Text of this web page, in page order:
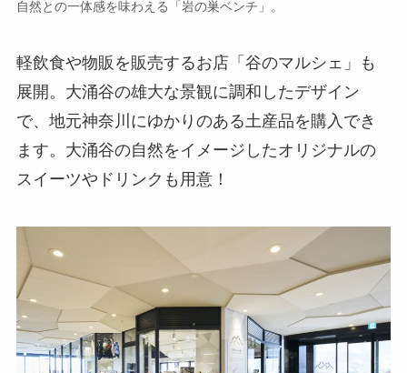
自然との一体感を味わえる「岩の巣ベンチ」。
軽飲食や物販を販売するお店「谷のマルシェ」も
展開。大涌谷の雄大な景観に調和したデザイン
で、地元神奈川にゆかりのある土産品を購入でき
ます。大涌谷の自然をイメージしたオリジナルの
スイーツやドリンクも用意！